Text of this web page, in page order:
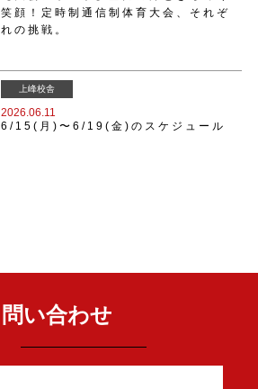
笑顔！定時制通信制体育大会、それぞ
れの挑戦。
上峰校舎
2026.06.11
6/15(月)〜6/19(金)のスケジュール
問い合わせ